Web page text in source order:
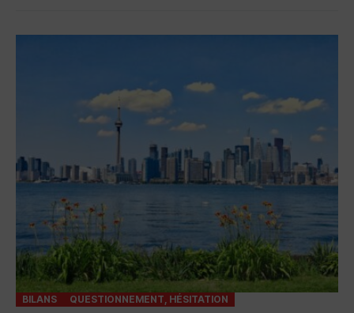
BILANS QUESTIONNEMENT, HÉSITATION